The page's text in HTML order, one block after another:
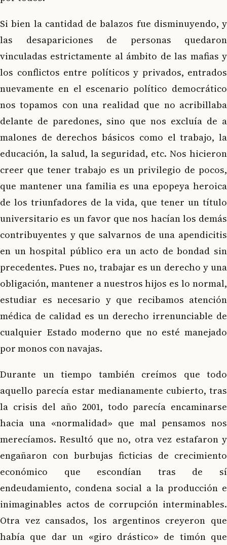
Si bien la cantidad de balazos fue disminuyendo, y
las desapariciones de personas quedaron
vinculadas estrictamente al ámbito de las mafias y
los conflictos entre políticos y privados, entrados
nuevamente en el escenario político democrático
nos topamos con una realidad que no acribillaba
delante de paredones, sino que nos excluía de a
malones de derechos básicos como el trabajo, la
educación, la salud, la seguridad, etc. Nos hicieron
creer que tener trabajo es un privilegio de pocos,
que mantener una familia es una epopeya heroica
de los triunfadores de la vida, que tener un título
universitario es un favor que nos hacían los demás
contribuyentes y que salvarnos de una apendicitis
en un hospital público era un acto de bondad sin
precedentes. Pues no, trabajar es un derecho y una
obligación, mantener a nuestros hijos es lo normal,
estudiar es necesario y que recibamos atención
médica de calidad es un derecho irrenunciable de
cualquier Estado moderno que no esté manejado
por monos con navajas.
Durante un tiempo también creímos que todo
aquello parecía estar medianamente cubierto, tras
la crisis del año 2001, todo parecía encaminarse
hacia una «normalidad» que mal pensamos nos
merecíamos. Resultó que no, otra vez estafaron y
engañaron con burbujas ficticias de crecimiento
económico que escondían tras de sí
endeudamiento, condena social a la producción e
inimaginables actos de corrupción interminables.
Otra vez cansados, los argentinos creyeron que
había que dar un «giro drástico» de timón que